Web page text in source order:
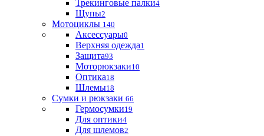
Трекинговые палки4
Щупы2
Мотоциклы 140
Аксессуары0
Верхняя одежда1
Защита93
Моторюкзаки10
Оптика18
Шлемы18
Сумки и рюкзаки 66
Гермосумки19
Для оптики4
Для шлемов2